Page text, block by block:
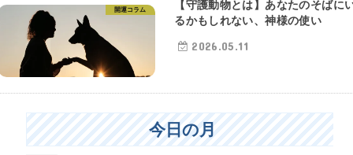
開運コラム
【守護動物とは】あなたのそばに
るかもしれない、神様の使い
2026.05.11
今日の月